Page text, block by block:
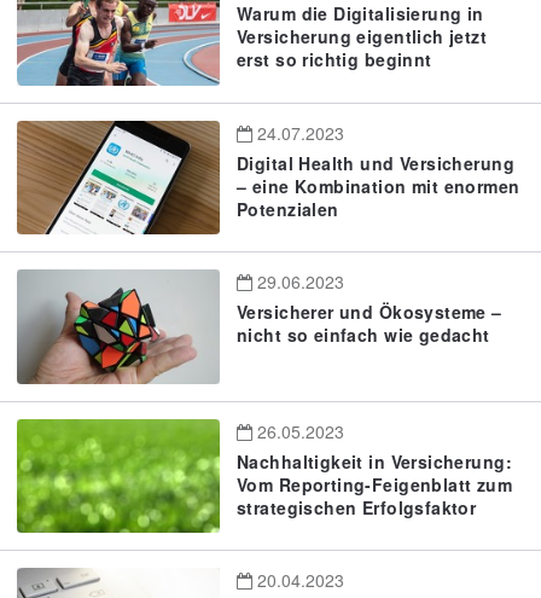
Warum die Digitalisierung in
Versicherung eigentlich jetzt
erst so richtig beginnt
24.07.2023
Digital Health und Versicherung
– eine Kombination mit enormen
Potenzialen
29.06.2023
Versicherer und Ökosysteme –
nicht so einfach wie gedacht
26.05.2023
Nachhaltigkeit in Versicherung:
Vom Reporting-Feigenblatt zum
strategischen Erfolgsfaktor
20.04.2023